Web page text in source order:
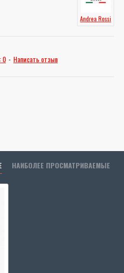
Andrea Rossi
0 - Написать отзыв
НАИБОЛЕЕ ПРОСМАТРИВАЕМЫЕ